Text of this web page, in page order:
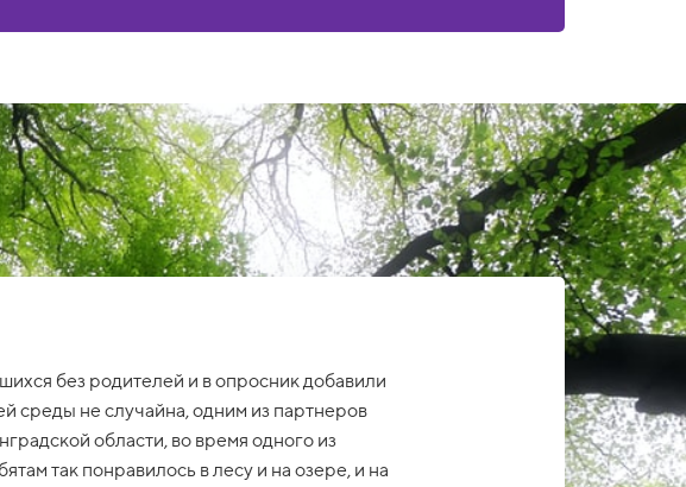
без родителей и в опросник добавили
среды не случайна, одним из партнеров
области, во время одного из
так понравилось в лесу и на озере, и на